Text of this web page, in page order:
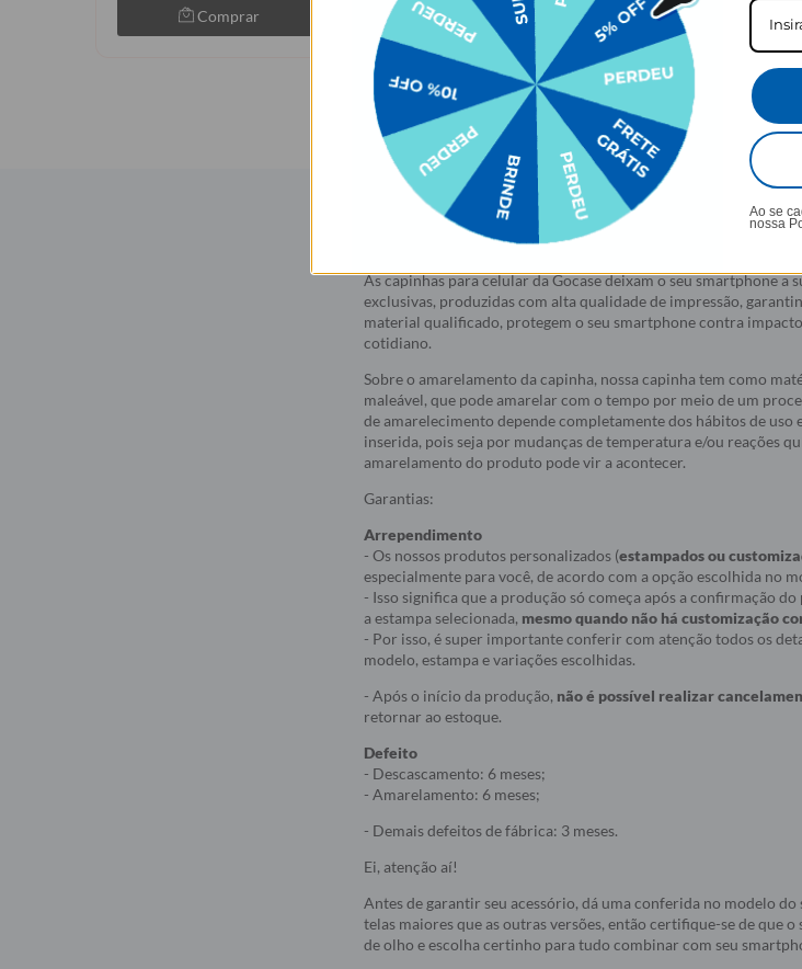
Comprar Comprar Comprar
As capinhas para celular da Gocase deixam o seu smartphone a
exclusivas, produzidas com alta qualidade de impressão,
material qualificado, protegem o seu smartphone contra
cotidiano.
Sobre o amarelamento da capinha, nossa capinha tem como
maleável, que pode amarelar com o tempo por meio de um
de amarelecimento depende completamente dos hábitos de uso
inserida, pois seja por mudanças de temperatura e/ou reações
amarelamento do produto pode vir a acontecer.
Garantias:
Arrependimento
- Os nossos produtos personalizados (estampados ou
especialmente para você, de acordo com a opção escolhida no
- Isso significa que a produção só começa após a confirmação
a estampa selecionada, mesmo quando não há customização
- Por isso, é super importante conferir com atenção todos os
modelo, estampa e variações escolhidas.
- Após o início da produção, não é possível realizar
retornar ao estoque.
Defeito
- Descascamento: 6 meses;
- Amarelamento: 6 meses;
- Demais defeitos de fábrica: 3 meses.
Ei, atenção aí!
Antes de garantir seu acessório, dá uma conferida no modelo
telas maiores que as outras versões, então certifique-se de que
de olho e escolha certinho para tudo combinar com seu
Ao se
nossa